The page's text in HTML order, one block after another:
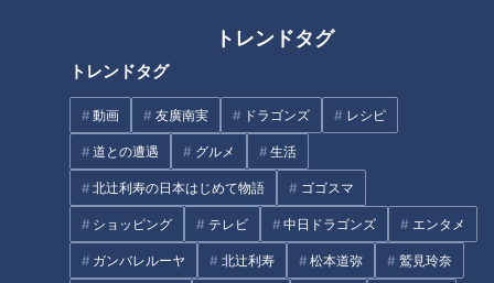
トレンドタグ
トレンドタグ
動画 友廣南実 ドラゴンズ レシピ
道との遭遇 グルメ 生活
北辻利寿の日本はじめて物語 ゴゴスマ
ショッピング テレビ 中日ドラゴンズ エンタメ
ガンバレルーヤ 北辻利寿 松本道弥 鷲見玲奈
「〇〇好きですか？」は危
険！？婚活で男性が「圧」を感
じる質問とは 婚活アドバイザ
ーが教えるNG会話
犬が代わりにお伊勢参りに！？
伊勢・おかげ横丁の新スポット
「オカゲ屋敷」で“おかげ犬”を
体験
タグ